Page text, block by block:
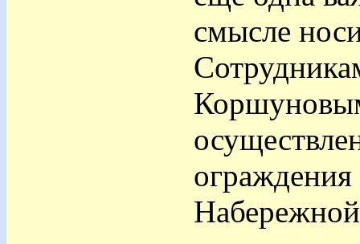
смысле